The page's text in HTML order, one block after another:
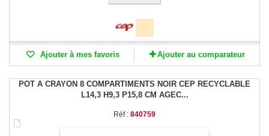
Ajouter à mes favoris Ajouter au comparateur
POT A CRAYON 8 COMPARTIMENTS NOIR CEP RECYCLABLE
L14,3 H9,3 P15,8 CM AGEC...
Réf : 840759